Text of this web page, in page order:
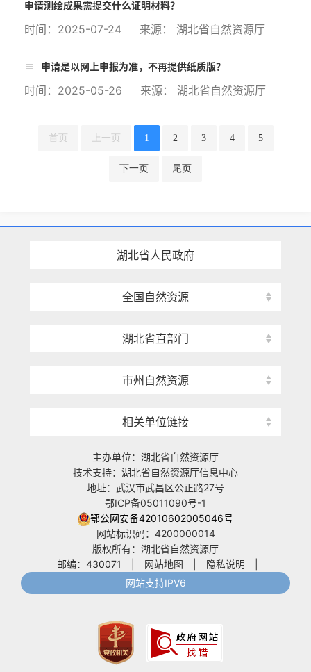
申请测绘成果需提交什么证明材料？
时间：2025-07-24 来源： 湖北省自然资源厅
申请是以网上申报为准，不再提供纸质版？
时间：2025-05-26 来源： 湖北省自然资源厅
首页 上一页 1 2 3 4 5
下一页 尾页
湖北省人民政府
全国自然资源
湖北省直部门
市州自然资源
相关单位链接
主办单位：湖北省自然资源厅
技术支持：湖北省自然资源厅信息中心
地址：武汉市武昌区公正路27号
鄂ICP备05011090号-1
鄂公网安备42010602005046号
网站标识码：4200000014
版权所有：湖北省自然资源厅
邮编：430071
网站地图 隐私说明
网站支持IPV6